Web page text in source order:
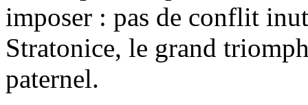
imposer : pas de conflit
Stratonice, le grand
paternel.